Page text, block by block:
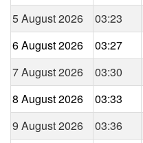
5 August 2026
03:23
6 August 2026
03:27
7 August 2026
03:30
8 August 2026
03:33
9 August 2026
03:36